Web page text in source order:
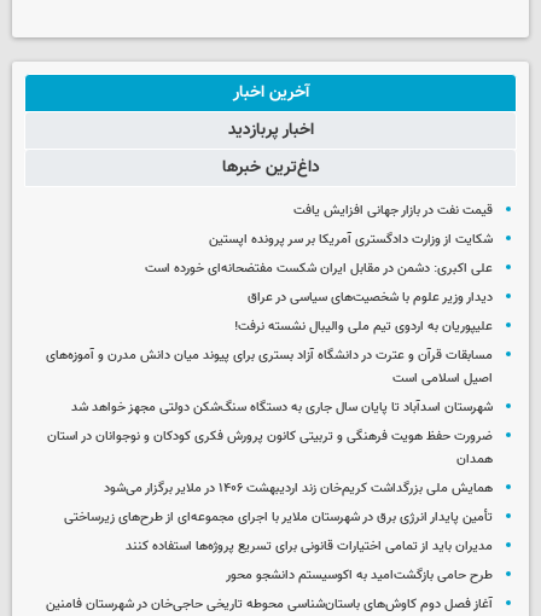
آخرین اخبار
اخبار پربازدید
داغ‌ترین خبرها
قیمت نفت در بازار جهانی افزایش یافت
شکایت از وزارت دادگستری آمریکا بر سر پرونده اپستین
علی اکبری: دشمن در مقابل ایران شکست مفتضحانه‌ای خورده است
دیدار وزیر علوم با شخصیت‌های سیاسی در عراق
علیپوریان به اردوی تیم ملی والیبال نشسته نرفت!
مسابقات قرآن و عترت در دانشگاه آزاد بستری برای پیوند میان دانش مدرن و آموزه‌های
اصیل اسلامی است
شهرستان اسدآباد تا پایان سال جاری به دستگاه سنگ‌شکن دولتی مجهز خواهد شد
ضرورت حفظ هویت فرهنگی و تربیتی کانون پرورش فکری کودکان و نوجوانان در استان
همدان
همایش ملی بزرگداشت کریم‌خان زند اردیبهشت ۱۴۰۶ در ملایر برگزار می‌شود
تأمین پایدار انرژی برق در شهرستان ملایر با اجرای مجموعه‌ای از طرح‌های زیرساختی
مدیران باید از تمامی اختیارات قانونی برای تسریع پروژه‌ها استفاده کنند
طرح حامی بازگشت‌امید به اکوسیستم دانشجو محور
آغاز فصل دوم کاوش‌های باستان‌شناسی محوطه تاریخی حاجی‌خان در شهرستان فامنین